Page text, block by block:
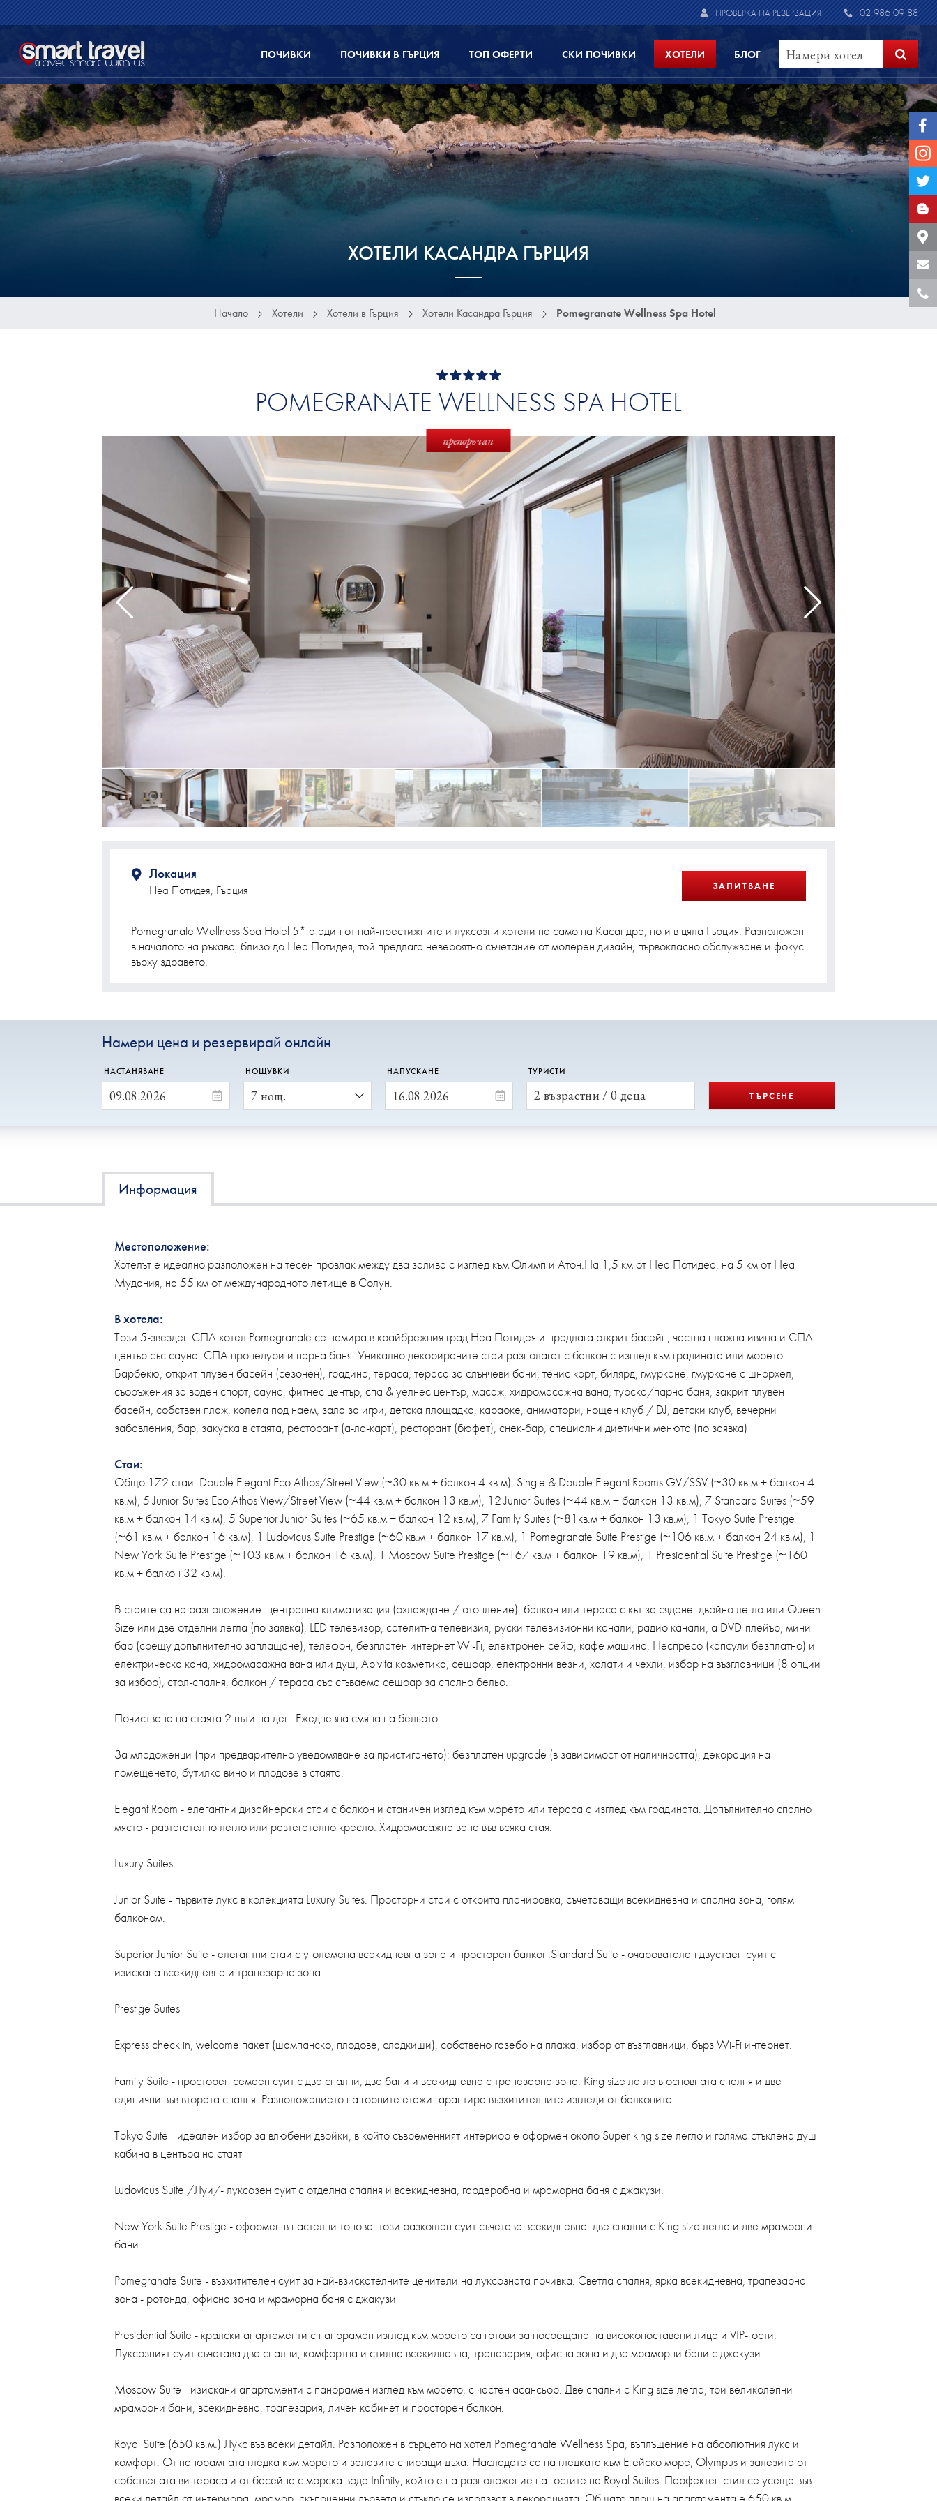
ПРОВЕРКА НА РЕЗЕРВАЦИЯ 02 986 09 88
ПОЧИВКИ ПОЧИВКИ В ГЪРЦИЯ ТОП ОФЕРТИ СКИ ПОЧИВКИ ХОТЕЛИ БЛОГ
ХОТЕЛИ КАСАНДРА ГЪРЦИЯ
Начало Хотели Хотели в Гърция Хотели Касандра Гърция Pomegranate Wellness Spa Hotel
POMEGRANATE WELLNESS SPA HOTEL
препоръчан
Локация
Неа Потидея, Гърция ЗАПИТВАНЕ
Pomegranate Wellness Spa Hotel 5* е един от най-престижните и луксозни хотели не само на Касандра, но и в цяла Гърция. Разположен
в началото на ръкава, близо до Неа Потидея, той предлага невероятно съчетание от модерен дизайн, първокласно обслужване и фокус
върху здравето.
Намери цена и резервирай онлайн
НАСТАНЯВАНЕ НОЩУВКИ НАПУСКАНЕ ТУРИСТИ
2 възрастни / 0 деца ТЪРСЕНЕ
Информация
Местоположение:
Хотелът е идеално разположен на тесен провлак между два залива с изглед към Олимп и Атон.На 1,5 км от Неа Потидеа, на 5 км от Неа
Мудания, на 55 км от международното летище в Солун.
В хотела:
Този 5-звезден СПА хотел Pomegranate се намира в крайбрежния град Неа Потидея и предлага открит басейн, частна плажна ивица и СПА
център със сауна, СПА процедури и парна баня. Уникално декорираните стаи разполагат с балкон с изглед към градината или морето.
Барбекю, открит плувен басейн (сезонен), градина, тераса, тераса за слънчеви бани, тенис корт, билярд, гмуркане, гмуркане с шнорхел,
съоръжения за воден спорт, сауна, фитнес център, спа & уелнес център, масаж, хидромасажна вана, турска/парна баня, закрит плувен
басейн, собствен плаж, колела под наем, зала за игри, детска площадка, караоке, аниматори, нощен клуб / DJ, детски клуб, вечерни
забавления, бар, закуска в стаята, ресторант (а-ла-карт), ресторант (бюфет), снек-бар, специални диетични менюта (по заявка)
Стаи:
Общо 172 стаи: Double Elegant Eco Athos/Street View (~30 кв.м + балкон 4 кв.м), Single & Double Elegant Rooms GV/SSV (~30 кв.м + балкон 4
кв.м), 5 Junior Suites Eco Athos View/Street View (~44 кв.м + балкон 13 кв.м), 12 Junior Suites (~44 кв.м + балкон 13 кв.м), 7 Standard Suites (~59
кв.м + балкон 14 кв.м), 5 Superior Junior Suites (~65 кв.м + балкон 12 кв.м), 7 Family Suites (~81кв.м + балкон 13 кв.м), 1 Tokyo Suite Prestige
(~61 кв.м + балкон 16 кв.м), 1 Ludovicus Suite Prestige (~60 кв.м + балкон 17 кв.м), 1 Pomegranate Suite Prestige (~106 кв.м + балкон 24 кв.м), 1
New York Suite Prestige (~103 кв.м + балкон 16 кв.м), 1 Moscow Suite Prestige (~167 кв.м + балкон 19 кв.м), 1 Presidential Suite Prestige (~160
кв.м + балкон 32 кв.м).
В стаите са на разположение: централна климатизация (охлаждане / отопление), балкон или тераса с кът за сядане, двойно легло или Queen
Size или две отделни легла (по заявка), LED телевизор, сателитна телевизия, руски телевизионни канали, радио канали, а DVD-плейър, мини-
бар (срещу допълнително заплащане), телефон, безплатен интернет Wi-Fi, електронен сейф, кафе машина, Неспресо (капсули безплатно) и
електрическа кана, хидромасажна вана или душ, Apivita козметика, сешоар, електронни везни, халати и чехли, избор на възглавници (8 опции
за избор), стол-спалня, балкон / тераса със сгъваема сешоар за спално бельо.
Почистване на стаята 2 пъти на ден. Ежедневна смяна на бельото.
За младоженци (при предварително уведомяване за пристигането): безплатен upgrade (в зависимост от наличността), декорация на
помещенето, бутилка вино и плодове в стаята.
Elegant Room - елегантни дизайнерски стаи с балкон и станичен изглед към морето или тераса с изглед към градината. Допълнително спално
място - разтегателно легло или разтегателно кресло. Хидромасажна вана във всяка стая.
Luxury Suites
Junior Suite - първите лукс в колекцията Luxury Suites. Просторни стаи с открита планировка, съчетаващи всекидневна и спална зона, голям
балконом.
Superior Junior Suite - елегантни стаи с уголемена всекидневна зона и просторен балкон.Standard Suite - очарователен двустаен суит с
изискана всекидневна и трапезарна зона.
Prestige Suites
Еxpress check in, welcome пакет (шампанско, плодове, сладкиши), собствено газебо на плажа, избор от възглавници, бърз Wi-Fi интернет.
Family Suite - просторен семеен суит с две спални, две бани и всекидневна с трапезарна зона. King size легло в основната спалня и две
единични във втората спалня. Разположението на горните етажи гарантира възхитителните изгледи от балконите.
Tokyo Suite - идеален избор за влюбени двойки, в който съвременният интериор е оформен около Super king size легло и голяма стъклена душ
кабина в центъра на стаят
Ludovicus Suite /Луи/- луксозен суит с отделна спалня и всекидневна, гардеробна и мраморна баня с джакузи.
New York Suite Prestige - оформен в пастелни тонове, този разкошен суит съчетава всекидневна, две спални с King size легла и две мраморни
бани.
Pomegranate Suite - възхитителен суит за най-взискателните ценители на луксозната почивка. Светла спалня, ярка всекидневна, трапезарна
зона - ротонда, офисна зона и мраморна баня с джакузи
Presidential Suite - кралски апартаменти с панорамен изглед към морето са готови за посрещане на високопоставени лица и VIP-гости.
Луксозният суит съчетава две спални, комфортна и стилна всекидневна, трапезария, офисна зона и две мраморни бани с джакузи.
Moscow Suite - изискани апартаменти с панорамен изглед към морето, с частен асансьор. Две спални с King size легла, три великолепни
мраморни бани, всекидневна, трапезария, личен кабинет и просторен балкон.
Royal Suite (650 кв.м.) Лукс във всеки детайл. Разположен в сърцето на хотел Pomegranate Wellness Spa, въплъщение на абсолютния лукс и
комфорт. От панорамната гледка към морето и залезите спиращи дъха. Насладете се на гледката към Егейско море, Olympus и залезите от
собствената ви тераса и от басейна с морска вода Infinity, който е на разположение на гостите на Royal Suites. Перфектен стил се усеща във